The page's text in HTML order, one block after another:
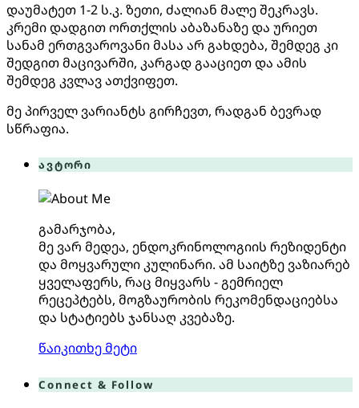
დაუმატეთ 1-2 ს.კ. ზეთი, ძალიან მალე შეკრავს.
კრემი დადგით ორთქლის აბაზანაზე და ურიეთ
სანამ ერთგვაროვანი მასა არ გახდება, შემდეგ კი
შედგით მაცივარში, კარგად გააციეთ და ამის
შემდეგ კვლავ ათქვიფეთ.
მე პირველ ვარიანტს გირჩევთ, რადგან ბევრად
სწრაფია.
ავტორი
გამარჯობა,
მე ვარ მედეა, ენდოკრინოლოგიის რეზიდენტი
და მოყვარული კულინარი. ამ საიტზე ვაზიარებ
ყველაფერს, რაც მიყვარს - გემრიელ
რეცეპტებს, მოგზაურობის რეკომენდაციებსა
და სტატიებს ჯანსაღ კვებაზე.
წაიკითხე მეტი
Connect & Follow